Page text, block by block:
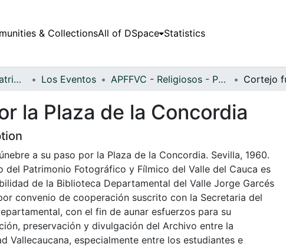
& CollectionsAll of DSpace Statistics
Fondo Archivo del Patrimonio Fotográfico y Fílmico del Valle del Cauca Los Eventos APFFVC - Religiosos - Patrimonial
la Plaza de la Concordia
a su paso por la Plaza de la Concordia. Sevilla, 1960.
del Patrimonio Fotográfico y Fílmico del Valle del Cauca es
de la Biblioteca Departamental del Valle Jorge Garcés
convenio de cooperación suscrito con la Secretaria del
con el fin de aunar esfuerzos para su
preservación y divulgación del Archivo entre la
Vallecaucana, especialmente entre los estudiantes e